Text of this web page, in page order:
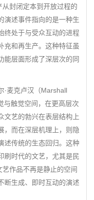
从封闭定本到开放过程的
演述事件指向的是一种生
终处于与受众互动的进程
充和再生产。这种特征虽
能层面形成了深层次的同
麦克卢汉（Marshall
与触觉空间，在更高层次
文艺的勃兴在表层结构上
，而在深层机理上，则隐
述传统的生态回归。这种
刷时代的文艺，尤其是民
艺作品不再是静止的空间
断生成、即时互动的演述